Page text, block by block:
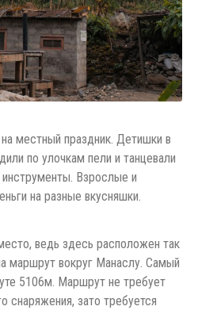
местный праздник. Детишки в
по улочкам пели и танцевали
Взрослые и
на разные вкусняшки.
ведь здесь расположен так
маршрут вокруг Манаслу. Самый
5106м. Маршрут не требует
снаряжения, зато требуется